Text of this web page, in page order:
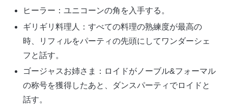
ヒーラー：ユニコーンの角を入手する。
ギリギリ料理人：すべての料理の熟練度が最高の
時、リフィルをパーティの先頭にしてワンダーシェ
フと話す。
ゴージャスお姉さま：ロイドがノーブル&フォーマル
の称号を獲得したあと、ダンスパーティでロイドと
話す。